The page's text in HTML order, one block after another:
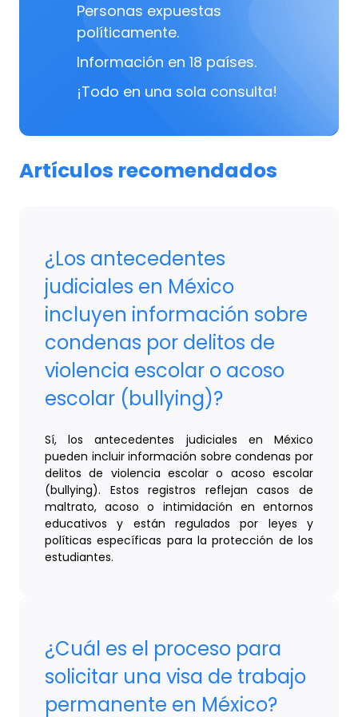
Personas expuestas
políticamente.
Información en 18 países.
¡Todo en una sola consulta!
Artículos recomendados
¿Los antecedentes
judiciales en México
incluyen información sobre
condenas por delitos de
violencia escolar o acoso
escolar (bullying)?
Sí, los antecedentes judiciales en México
pueden incluir información sobre condenas por
delitos de violencia escolar o acoso escolar
(bullying). Estos registros reflejan casos de
maltrato, acoso o intimidación en entornos
educativos y están regulados por leyes y
políticas específicas para la protección de los
estudiantes.
¿Cuál es el proceso para
solicitar una visa de trabajo
permanente en México?